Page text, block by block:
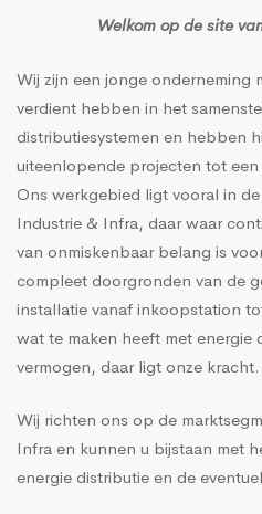
Welkom op de site
Wij zijn een jonge onderneming
verdient hebben in het
distributiesystemen en hebben
uiteenlopende projecten tot
Ons werkgebied ligt vooral in
Industrie & Infra, daar waar
van onmiskenbaar belang is
compleet doorgronden van de
installatie vanaf inkoopstation
wat te maken heeft met
vermogen, daar ligt onze kracht.
Wij richten ons op de
Infra en kunnen u bijstaan met
energie distributie en de